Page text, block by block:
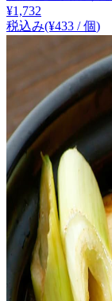
¥1,732
税込み(¥433 / 個)